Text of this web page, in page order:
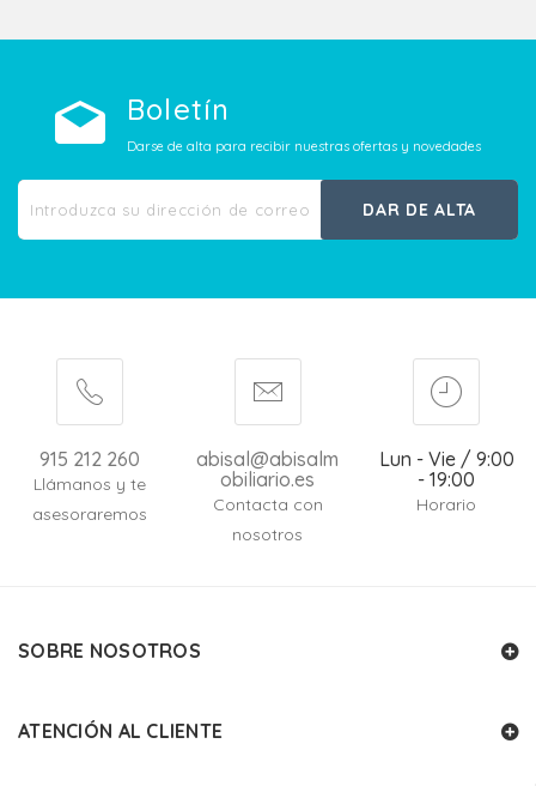
Boletín
Darse de alta para recibir nuestras ofertas y novedades
DAR DE ALTA
915 212 260
Llámanos y te
asesoraremos
abisal@abisalm
obiliario.es
Contacta con
nosotros
Lun - Vie / 9:00
- 19:00
Horario
SOBRE NOSOTROS
ATENCIÓN AL CLIENTE